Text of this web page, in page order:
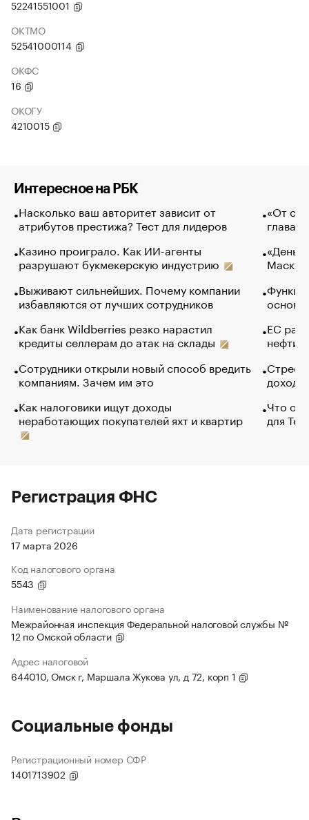
52241551001
ОКТМО
52541000114
ОКФС
16
ОКОГУ
4210015
Интересное на РБК
Насколько ваш авторитет зависит от
атрибутов престижа? Тест для лидеров
Казино проиграло. Как ИИ-агенты
разрушают букмекерскую индустрию
Выживают сильнейших. Почему компании
избавляются от лучших сотрудников
Как банк Wildberries резко нарастил
кредиты селлерам до атак на склады
Сотрудники открыли новый способ вредить
компаниям. Зачем им это
Как налоговики ищут доходы
неработающих покупателей яхт и квартир
«От
глава
Маск в
основ
ЕС
нефти
Что
для
Регистрация ФНС
Дата регистрации
17 марта 2026
Код налогового органа
5543
Наименование налогового органа
Межрайонная инспекция Федеральной налоговой службы №
12 по Омской области
Адрес налоговой
644010, Омск г, Маршала Жукова ул, д 72, корп 1
Социальные фонды
Регистрационный номер СФР
1401713902